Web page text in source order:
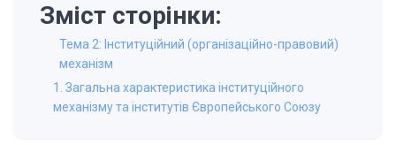
Зміст сторінки:
Тема 2: Інституційний (організаційно-правовий)
механізм
1. Загальна характеристика інституційного
механізму та інститутів Європейського Союзу